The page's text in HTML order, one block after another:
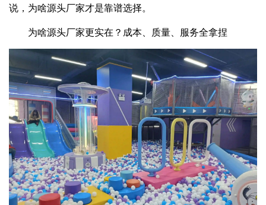
说，为啥源头厂家才是靠谱选择。
为啥源头厂家更实在？成本、质量、服务全拿捏